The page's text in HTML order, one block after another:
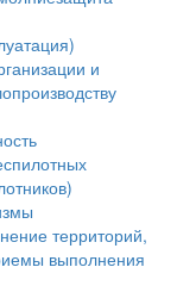
и
территорий,
выполнения